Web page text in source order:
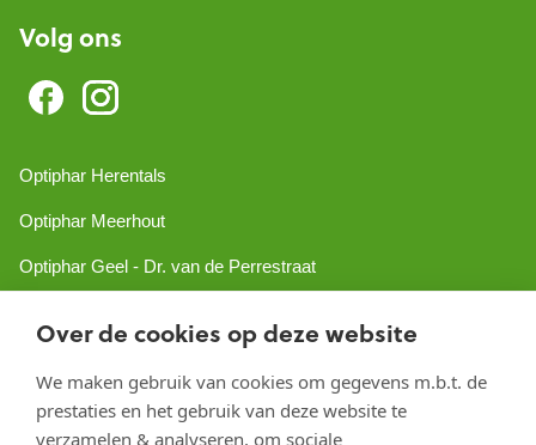
Over de cookies op deze website
We maken gebruik van cookies om gegevens m.b.t. de
prestaties en het gebruik van deze website te
verzamelen & analyseren, om sociale
Volg ons
Optiphar Herentals
Optiphar Meerhout
Optiphar Geel - Dr. van de Perrestraat
Optiphar Mol